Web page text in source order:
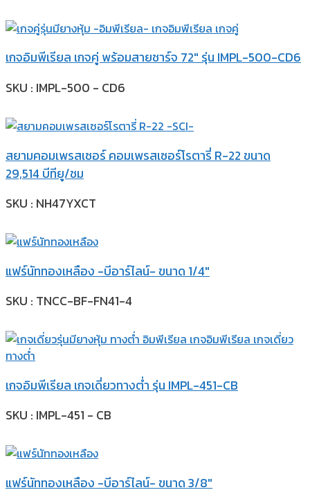
เกจอิมพีเรียล เกจคู่ พร้อมสายชาร์จ 72″ รุ่น IMPL-500-CD6
SKU : IMPL-500 - CD6
สยามคอมเพรสเซอร์ คอมเพรสเซอร์โรตารี่ R-22 ขนาด
29,514 บีทียู/ชม
SKU : NH47YXCT
แฟร์นัททองเหลือง -บีอาร์ไลน์- ขนาด 1/4″
SKU : TNCC-BF-FN41-4
เกจอิมพีเรียล เกจเดี่ยวทางต่ำ รุ่น IMPL-451-CB
SKU : IMPL-451 - CB
แฟร์นัททองเหลือง -บีอาร์ไลน์- ขนาด 3/8″